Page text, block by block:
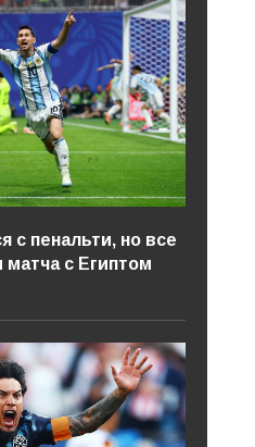
с пенальти, но все
матча с Египтом